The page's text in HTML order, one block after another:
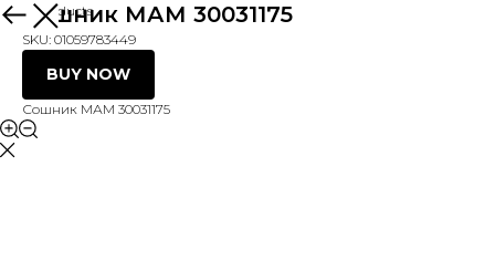
More products
Сошник МАМ 30031175
SKU: 01059783449
BUY NOW
Сошник МАМ 30031175